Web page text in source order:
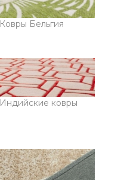
Ковры Бельгия
Индийские ковры